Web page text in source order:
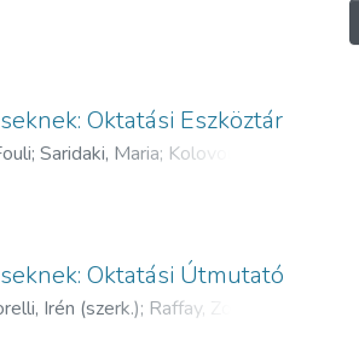
Oktatási Eszköztár
; Saridaki, Maria; Kolovou,
Oktatási Útmutató
Irén (szerk.); Raffay, Zoltán